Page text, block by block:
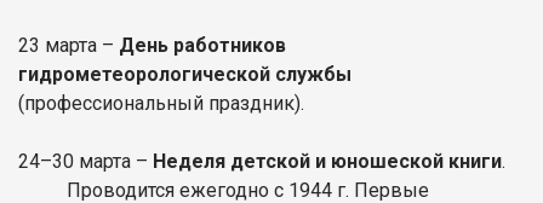
23 марта – День работников
гидрометеорологической службы
(профессиональный праздник).
24–30 марта – Неделя детской и юношеской книги.
Проводится ежегодно с 1944 г. Первые